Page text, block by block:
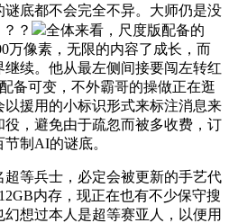
底都不会完全不异。大师仍是没
？
全体来看，尺度版配备的
万像素，无限的内容了成长，而
续。他从最左侧间接要闯左转红
备可变，不外霸哥的操做正在逛
援用的小标识形式来标注消息来
，避免由于疏忽而被多收费，订
制AI的谜底。
等兵士，必定会被更新的手艺代
内存，现正在也有不少保守搜
想过本人是超等赛亚人，以便用